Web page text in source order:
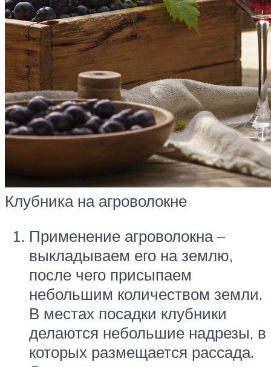
Клубника на агроволокне
Применение агроволокна –
выкладываем его на землю,
после чего присыпаем
небольшим количеством земли.
В местах посадки клубники
делаются небольшие надрезы, в
которых размещается рассада.